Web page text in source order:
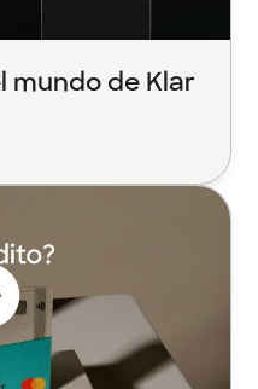
mundo de Klar